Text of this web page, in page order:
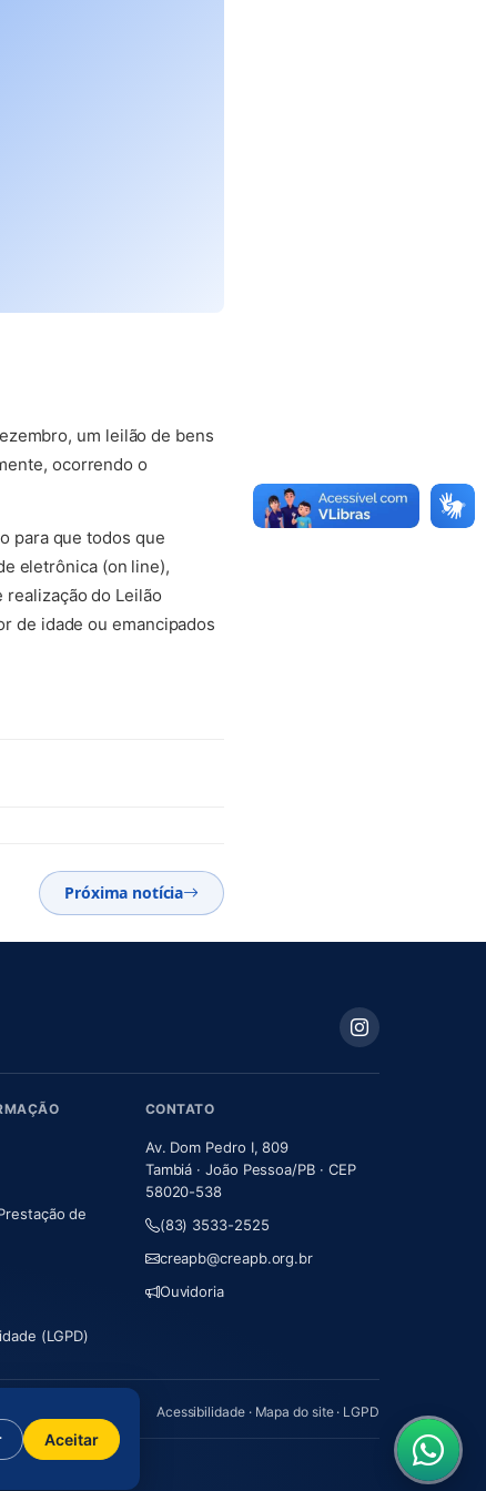
um leilão de bens
ocorrendo o
para que todos que
eletrônica (on line),
do Leilão
de idade ou emancipados
Próxima notícia
de
(LGPD)
CONTATO
Av. Dom Pedro I, 809
Tambiá · João Pessoa/PB · CEP
58020-538
(83) 3533-2525
creapb@creapb.org.br
Ouvidoria
Acessibilidade· Mapa do site· LGPD
Aceitar